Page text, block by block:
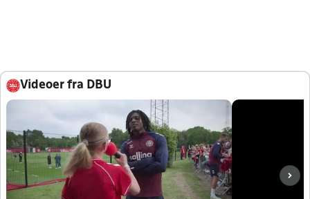
Videoer fra DBU